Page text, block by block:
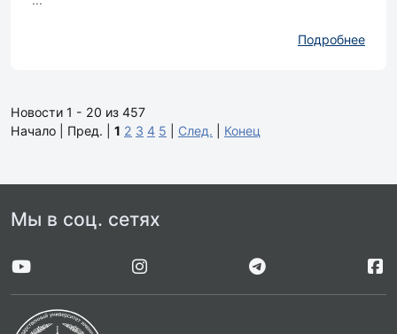
Подробнее
Новости 1 - 20 из 457
Начало | Пред. | 1 2 3 4 5 След. Конец
Мы в соц. сетях